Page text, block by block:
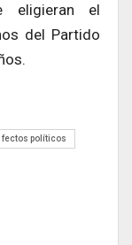
eligieran el
del Partido
fectos políticos